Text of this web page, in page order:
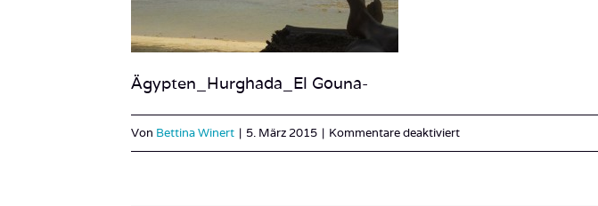
Ägypten_Hurghada_El Gouna-
Von Bettina Winert | 5. März 2015 | Kommentare deaktiviertfür